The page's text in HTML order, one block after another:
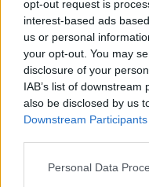
opt-out request is
interest-based ads
us or personal
your opt-out. You may
disclosure of your
IAB’s list of
also be disclosed by us
Downstream Participants
Personal Data
Facebook
ΣΥΛΛΟΓΟΣ